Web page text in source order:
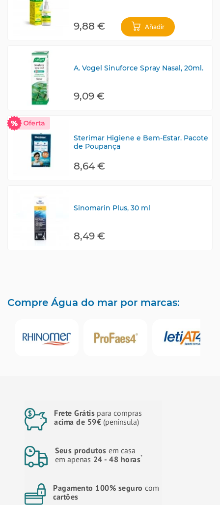
9,88 € Añadir
A. Vogel Sinuforce Spray Nasal, 20ml.
9,09 €
Sterimar Higiene e Bem-Estar. Pacote
de Poupança
8,64 €
Sinomarin Plus, 30 ml
8,49 €
Compre Água do mar por marcas:
Frete Grátis para compras
acima de 59€ (península)
Seus produtos em casa
em apenas 24 - 48 horas*
Pagamento 100% seguro com
cartões